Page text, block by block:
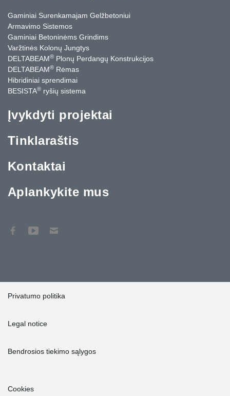
Gaminiai Surenkamajam Gelžbetoniui
Armavimo Sistemos
Gaminiai Betoninėms Grindims
Varžtinės Kolonų Jungtys
DELTABEAM® Plonų Perdangų Konstrukcijos
DELTABEAM® Rėmas
Hibridiniai sprendimai
BESISTA® ryšių sistema
Įvykdyti projektai
Tinklaraštis
Kontaktai
Aplankykite mus
Privatumo politika
Legal notice
Bendrosios tiekimo sąlygos
Cookies